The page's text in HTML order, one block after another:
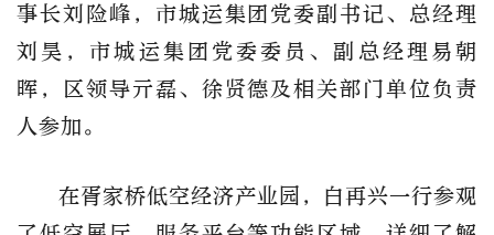
事长刘险峰，市城运集团党委副书记、总经理
刘昊，市城运集团党委委员、副总经理易朝
晖，区领导亓磊、徐贤德及相关部门单位负责
人参加。
在胥家桥低空经济产业园，白再兴一行参观